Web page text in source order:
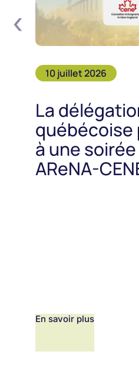
10 juillet 2026
La
québécoise
à une
AReNA-
En savoir plus
‹